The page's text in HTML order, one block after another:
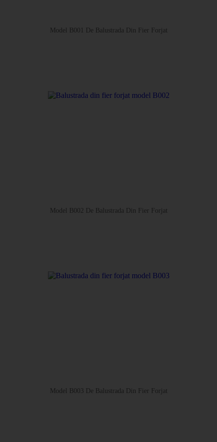
Model B001 De Balustrada Din Fier Forjat
Model B002 De Balustrada Din Fier Forjat
Model B003 De Balustrada Din Fier Forjat